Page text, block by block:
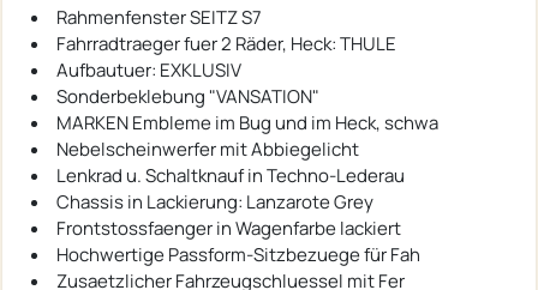
Rahmenfenster SEITZ S7
Fahrradtraeger fuer 2 Räder, Heck: THULE
Aufbautuer: EXKLUSIV
Sonderbeklebung "VANSATION"
MARKEN Embleme im Bug und im Heck, schwa
Nebelscheinwerfer mit Abbiegelicht
Lenkrad u. Schaltknauf in Techno-Lederau
Chassis in Lackierung: Lanzarote Grey
Frontstossfaenger in Wagenfarbe lackiert
Hochwertige Passform-Sitzbezuege für Fah
Zusaetzlicher Fahrzeugschluessel mit Fer